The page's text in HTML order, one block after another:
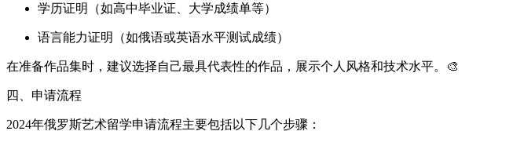
学历证明（如高中毕业证、大学成绩单等）
语言能力证明（如俄语或英语水平测试成绩）
在准备作品集时，建议选择自己最具代表性的作品，展示个人风格和技术水平。🎨
四、申请流程
2024年俄罗斯艺术留学申请流程主要包括以下几个步骤：